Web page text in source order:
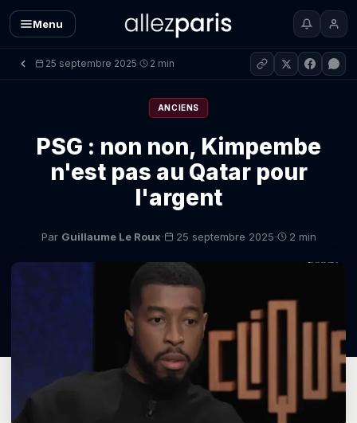
Menu
25 septembre 2025· 2 min
ANCIENS
PSG : non non, Kimpembe
n'est pas au Qatar pour
l'argent
Par Guillaume Le Roux· 25 septembre 2025· 2 min